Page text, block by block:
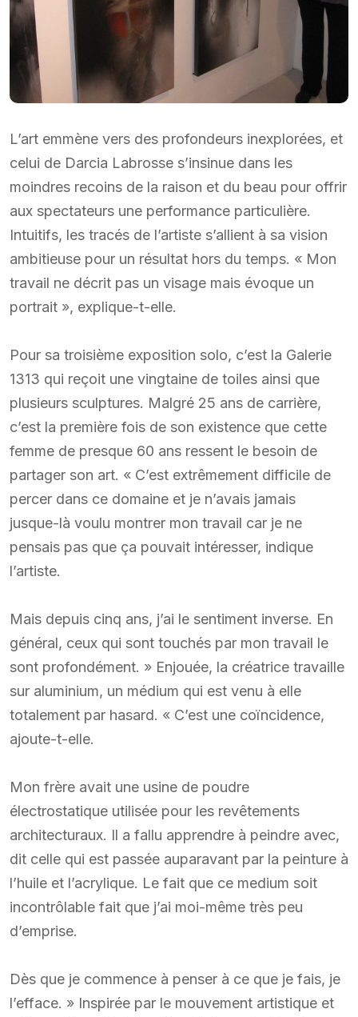
L’art emmène vers des profondeurs inexplorées, et
celui de Darcia Labrosse s’insinue dans les
moindres recoins de la raison et du beau pour offrir
aux spectateurs une performance particulière.
Intuitifs, les tracés de l’artiste s’allient à sa vision
ambitieuse pour un résultat hors du temps. « Mon
travail ne décrit pas un visage mais évoque un
portrait », explique-t-elle.
Pour sa troisième exposition solo, c’est la Galerie
1313 qui reçoit une vingtaine de toiles ainsi que
plusieurs sculptures. Malgré 25 ans de carrière,
c’est la première fois de son existence que cette
femme de presque 60 ans ressent le besoin de
partager son art. « C’est extrêmement difficile de
percer dans ce domaine et je n’avais jamais
jusque-là voulu montrer mon travail car je ne
pensais pas que ça pouvait intéresser, indique
l’artiste.
Mais depuis cinq ans, j’ai le sentiment inverse. En
général, ceux qui sont touchés par mon travail le
sont profondément. » Enjouée, la créatrice travaille
sur aluminium, un médium qui est venu à elle
totalement par hasard. « C’est une coïncidence,
ajoute-t-elle.
Mon frère avait une usine de poudre
électrostatique utilisée pour les revêtements
architecturaux. Il a fallu apprendre à peindre avec,
dit celle qui est passée auparavant par la peinture à
l’huile et l’acrylique. Le fait que ce medium soit
incontrôlable fait que j’ai moi-même très peu
d’emprise.
Dès que je commence à penser à ce que je fais, je
l’efface. » Inspirée par le mouvement artistique et